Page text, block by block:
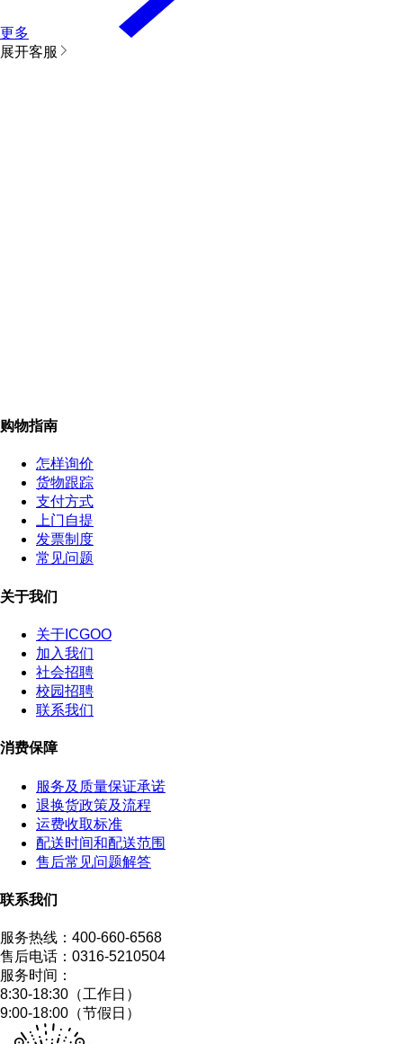
更多
展开客服
购物指南
怎样询价
货物跟踪
支付方式
上门自提
发票制度
常见问题
关于我们
关于ICGOO
加入我们
社会招聘
校园招聘
联系我们
消费保障
服务及质量保证承诺
退换货政策及流程
运费收取标准
配送时间和配送范围
售后常见问题解答
联系我们
服务热线： 400-660-6568
售后电话： 0316-5210504
服务时间：
8:30-18:30（工作日）
9:00-18:00（节假日）